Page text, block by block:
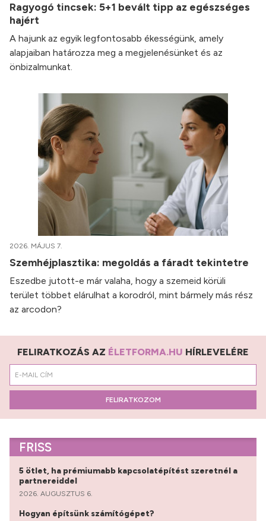
Ragyogó tincsek: 5+1 bevált tipp az egészséges
hajért
A hajunk az egyik legfontosabb ékességünk, amely
alapjaiban határozza meg a megjelenésünket és az
önbizalmunkat.
2026. MÁJUS 7.
Szemhéjplasztika: megoldás a fáradt tekintetre
Eszedbe jutott-e már valaha, hogy a szemeid körüli
terület többet elárulhat a korodról, mint bármely más rész
az arcodon?
FELIRATKOZÁS AZ ÉLETFORMA.HU HÍRLEVELÉRE
FELIRATKOZOM
FRISS
5 ötlet, ha prémiumabb kapcsolatépítést szeretnél a
partnereiddel
2026. AUGUSZTUS 6.
Hogyan építsünk számítógépet?